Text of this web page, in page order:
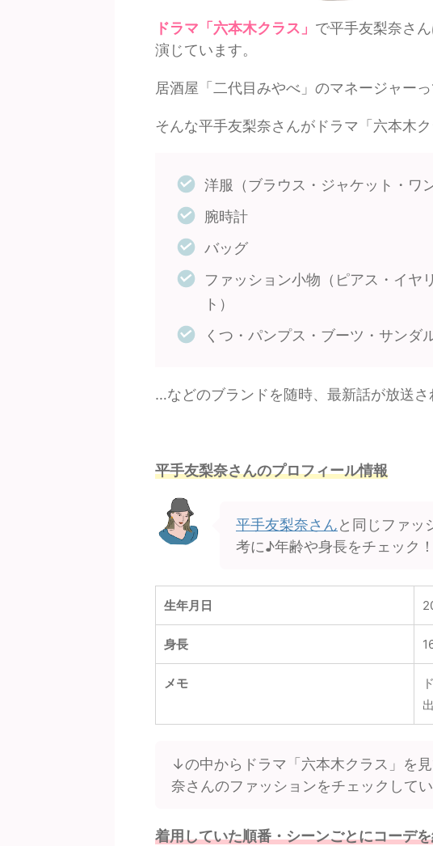
ドラマ「六本木クラス」 で平手友梨奈さ
演じています。
居酒屋「二代目みやべ」のマネージャー
そんな平手友梨奈さんがドラマ「六本木
洋服（ブラウス・ジャケット・ワ
腕時計
バッグ
ファッション小物（ピアス・イヤ
ト）
くつ・パンプス・ブーツ・サンダ
…などのブランドを随時、最新話が放送さ
平手友梨奈さんのプロフィール情報
平手友梨奈さんと同じファッ
考に♪年齢や身長をチェック！
生年月日
身長
メモ
↓の中からドラマ「六本木クラス」を
奈さんのファッションをチェックして
着用していた順番・シーンごとにコーデ